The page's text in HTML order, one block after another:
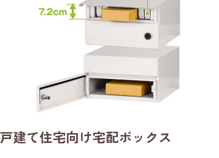
戸建て住宅向け宅配ボックス